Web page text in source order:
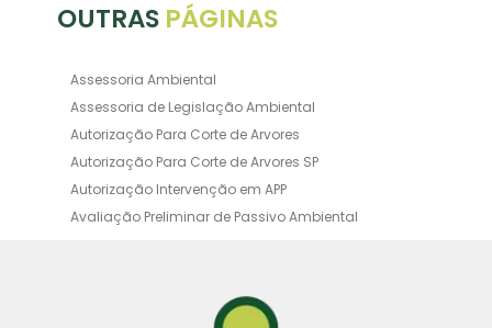
OUTRAS PÁGINAS
Assessoria Ambiental
Assessoria de Legislação Ambiental
Autorização Para Corte de Arvores
Autorização Para Corte de Arvores SP
Autorização Intervenção em APP
Avaliação Preliminar de Passivo Ambiental
Certificado de Movimentação de Resíduos de